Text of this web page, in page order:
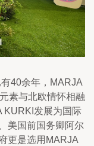
40余年，MARJA
素与北欧情怀相融
KURKI发展为国际
美国前国务卿阿尔
更是选用MARJA